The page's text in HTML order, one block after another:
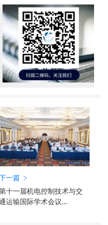
一篇
十一届机电控制技术与交
运输国际学术会议